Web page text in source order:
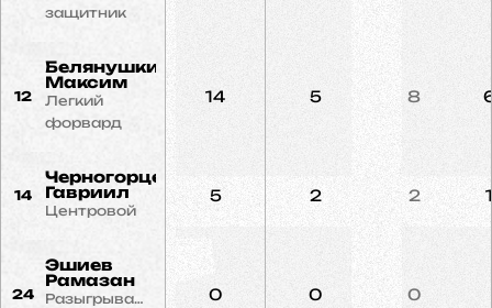
защитник
12
Белянушкин
Максим
Легкий
форвард
14 5 8
14
Черногорцев
Гавриил
Центровой
5 2 2
24
Эшиев
Рамазан
Разыгрывающий 0 0 0